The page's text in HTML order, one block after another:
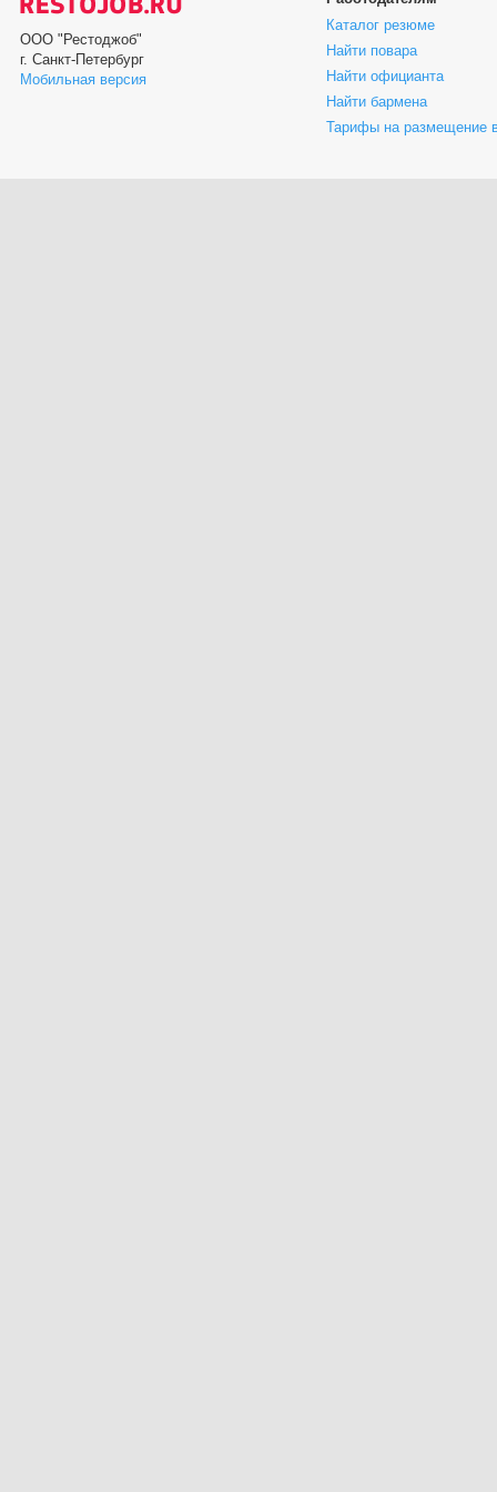
ООО "Рестоджоб"
г. Санкт-Петербург
Мобильная версия
Каталог резюме
Найти повара
Найти официанта
Найти бармена
Тарифы на размещение